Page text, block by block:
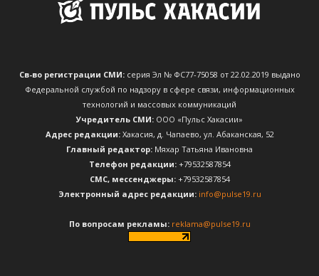
Св-во регистрации СМИ:серия Эл № ФС77-75058 от 22.02.2019 выдано
Федеральной службой по надзору в сфере связи, информационных
технологий и массовых коммуникаций
Учредитель СМИ: ООО «Пульс Хакасии»
Адрес редакции:Хакасия, д. Чапаево, ул. Абаканская, 52
Главный редактор: Мяхар Татьяна Ивановна
Телефон редакции:+79532587854
CМС, мессенджеры:+79532587854
Электронный адрес редакции: info@pulse19.ru
По вопросам рекламы: reklama@pulse19.ru